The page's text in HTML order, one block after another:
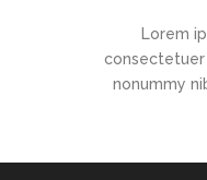
Lorem
consectetuer
nonummy